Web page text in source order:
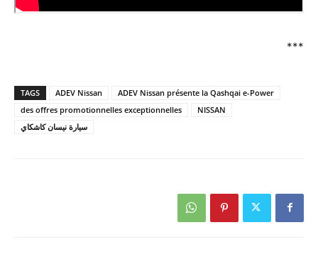
***
TAGS ADEV Nissan
ADEV Nissan présente la Qashqai e-Power
des offres promotionnelles exceptionnelles
NISSAN
سيارة نيسان كاشكاي